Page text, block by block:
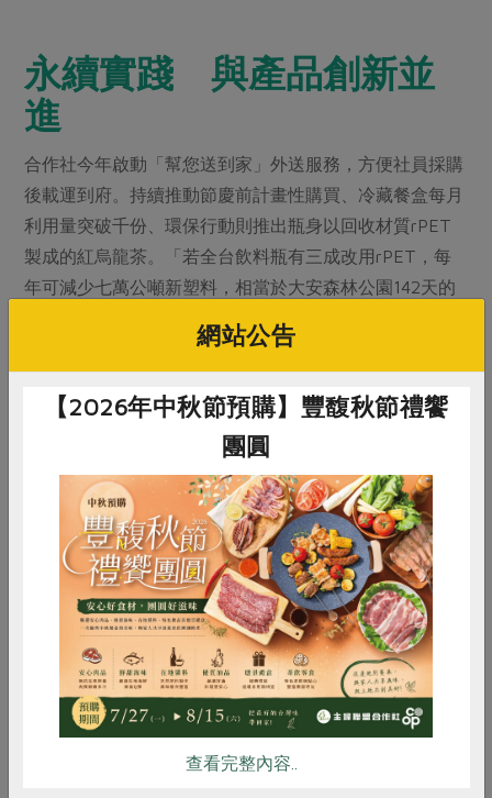
永續實踐 與產品創新並
進
合作社今年啟動「幫您送到家」外送服務，方便社員採購
後載運到府。持續推動節慶前計畫性購買、冷藏餐盒每月
利用量突破千份、環保行動則推出瓶身以回收材質rPET
製成的紅烏龍茶。「若全台飲料瓶有三成改用rPET，每
年可減少七萬公噸新塑料，相當於大安森林公園142天的
碳吸收量。」這個永續行動，需要集結社員們共同購買的
葉立翔表示，即使開發成本高、流程長，只要生產者有意
願，合作社都會協助推動。他也說明2026年目標：持續
推動社區Hub生活體驗與樂齡及議題產品合作。
食品創新雙軌──銀髮友善
與潔淨標章
食品工業發展研究所黃書政博士以「創新食品開發」為
題，指出高齡與潔淨食品是未來趨勢。「台灣將於2025
年正式邁入超高齡社會，長者飲食除營養，也需兼顧咀嚼
與吞嚥便利，這就是 Eatender銀髮友善食品的精神。」
他建議合作社可擴大運用在地農產，開發質地柔軟、營養
惜食 RPET 食譜 減硝酸鹽
雞蛋 食安 共同購買
網站公告
【2026年中秋節預購】豐馥秋節禮饗
團圓
查看完整內容..